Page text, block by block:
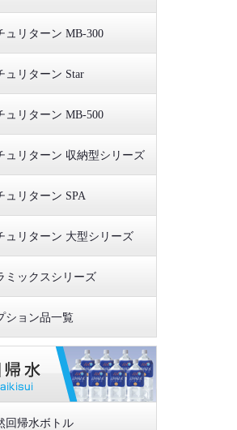
ュリターン MB-300
ュリターン Star
ュリターン MB-500
ュリターン 収納型シリーズ
ュリターン SPA
ュリターン 大型シリーズ
ミックスシリーズ
ション品一覧
回帰水ボトル